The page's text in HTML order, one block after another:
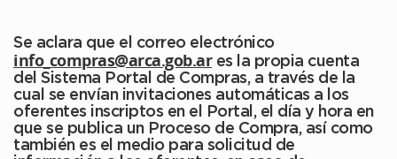
Se aclara que el correo electrónico
info_compras@arca.gob.ares la propia cuenta
del Sistema Portal de Compras, a través de la
cual se envían invitaciones automáticas a los
oferentes inscriptos en el Portal, el día y hora en
que se publica un Proceso de Compra, así como
también es el medio para solicitud de